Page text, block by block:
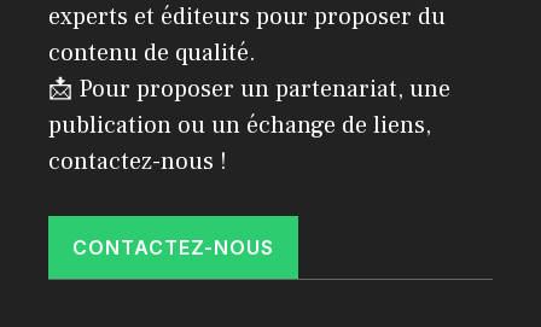
experts et éditeurs pour proposer du
contenu de qualité.
📩 Pour proposer un partenariat, une
publication ou un échange de liens,
contactez-nous !
CONTACTEZ-NOUS